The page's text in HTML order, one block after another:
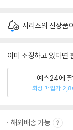
시리즈의 신상품
이미 소장하고 있다면
예스24에
최상 매입가
해외배송 가능